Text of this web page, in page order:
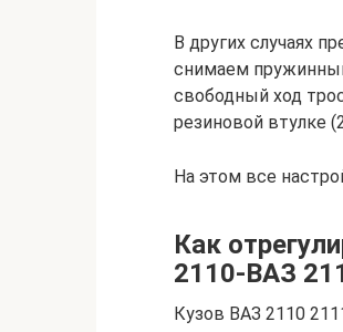
В других случаях
снимаем
свободный ход
резиновой втулке
На этом все
Как
2110-ВАЗ
Кузов ВАЗ 2110